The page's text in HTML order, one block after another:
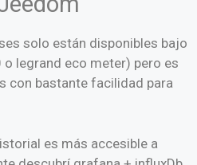
solo están disponibles bajo
legrand eco meter) pero es
con bastante facilidad para
es más accesible a